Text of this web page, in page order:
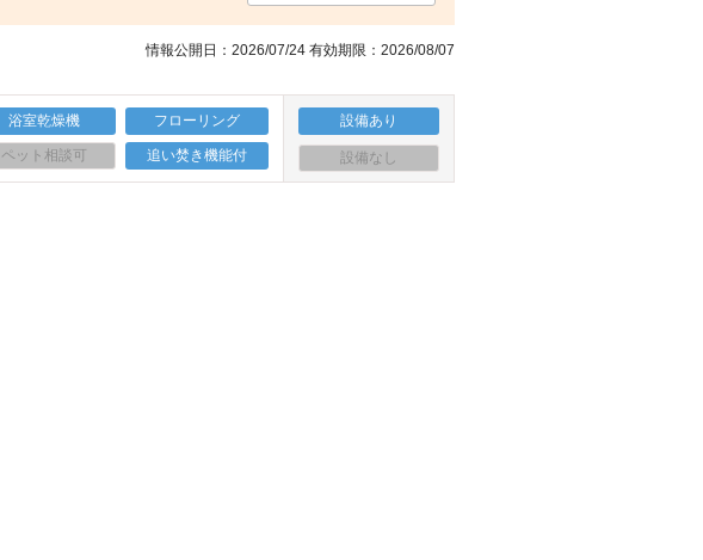
情報公開日：2026/07/24 有効期限：2026/08/07
浴室乾燥機 フローリング
ペット相談可 追い焚き機能付
設備あり
設備なし